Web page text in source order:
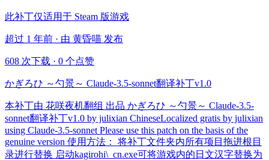
此补丁仅适用于 Steam 版游戏
超过 1 年前 · 由 黄昏喵 发布
608 次下载 · 0 个点赞
かぎろひ ～勺景～ Claude-3.5-sonnet翻译补丁v1.0
本补丁由 花咲夜机翻组 出品 かぎろひ ～勺景～ Claude-3.5-
sonnet翻译补丁v1.0 by julixian ChineseLocalized gratis by julixian
using Claude-3.5-sonnet Please use this patch on the basis of the
genuine version 使用方法： 将补丁文件夹内所有项目拖进根目
录进行替换 启动kagirohi\_cn.exe可将游戏内的日文汉字替换为